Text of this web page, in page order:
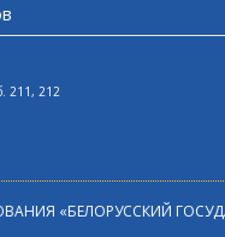
211, 212
«БЕЛОРУССКИЙ